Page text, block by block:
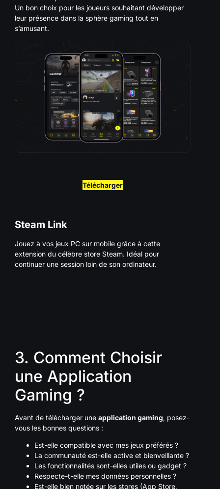
Un bon choix pour les joueurs souhaitant développer
leur présence dans la sphère gaming tout en
s’amusant.
Télécharger
Steam Link
Jouez à vos jeux PC sur mobile grâce à cette
extension du célèbre store Steam. Idéal pour
continuer une session loin de son ordinateur.
3. Comment Choisir
une Application
Gaming ?
Avant de télécharger une application gaming, posez-
vous les bonnes questions :
Est-elle compatible avec mes jeux préférés ?
La communauté est-elle active et bienveillante ?
Les fonctionnalités sont-elles utiles ou gadget ?
Respecte-t-elle mes données personnelles ?
Est-elle bien notée sur les stores (App Store,